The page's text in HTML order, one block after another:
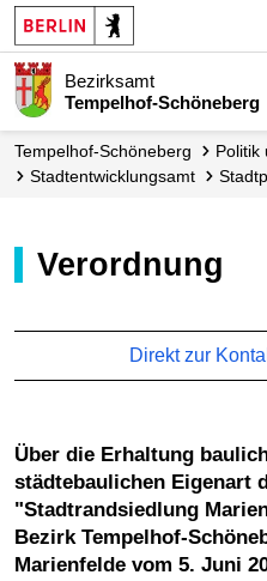
Bezirksamt
Tempelhof-Schöneberg
Tempelhof-Schöneberg
Stadt­entwicklungs­amt
Verordnung
Direkt zur
über die Erhaltung baulicher Anlagen und der
städtebaulichen Eigenart
"Stadtrandsiedlung
Bezirk Tempelhof-
Marienfelde vom 5. Juni